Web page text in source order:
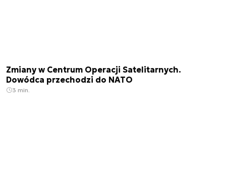
Zmiany w Centrum Operacji Satelitarnych.
Dowódca przechodzi do NATO
3 min.